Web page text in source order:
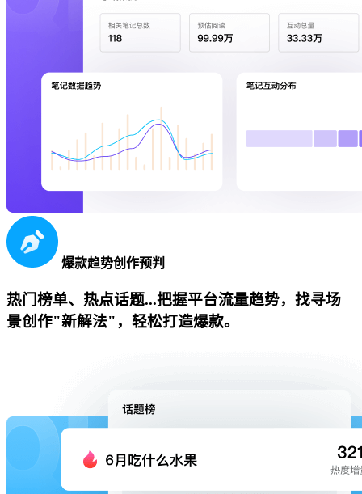
爆款趋势创作预判
热门榜单、热点话题...把握平台流量趋势，找寻场
景创作"新解法"，轻松打造爆款。